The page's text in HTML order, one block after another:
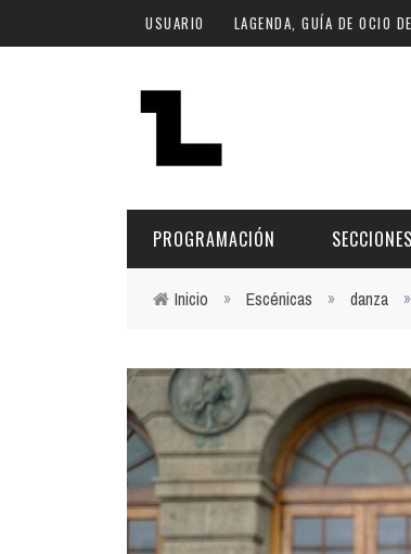
Pasar al contenido principal
USUARIO LAGENDA, GUÍA DE OCIO
PROGRAMACIÓN
Hoy
Plan Finde
SECCIONES
ESCÉNICAS
CULTURA
INFANTIL
Inicio » Escénicas » danza »